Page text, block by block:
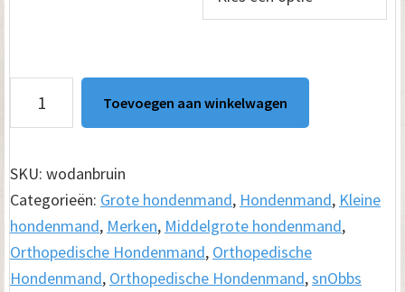
Hondenmand
New
Wodan
donker
bruin
aantal
Toevoegen aan winkelwagen
SKU: wodanbruin
Categorieën: Grote hondenmand, Hondenmand, Kleine
hondenmand, Merken, Middelgrote hondenmand,
Orthopedische Hondenmand, Orthopedische
Hondenmand, Orthopedische Hondenmand,snObbs